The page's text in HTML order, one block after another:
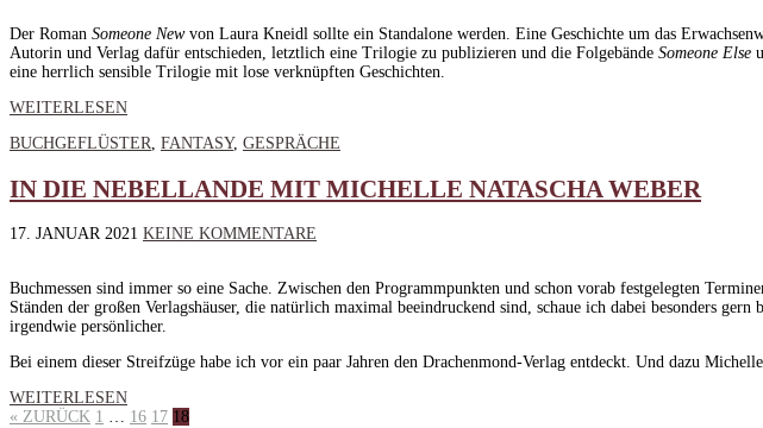
Der Roman Someone Newvon Laura Kneidl sollte ein Standalone werden. Eine Geschichte um das
Autorin und Verlag dafür entschieden, letztlich eine Trilogie zu publizieren und die Folgebände Someone Else
eine herrlich sensible Trilogie mit lose verknüpften Geschichten.
WEITERLESEN
BUCHGEFLÜSTER, FANTASY, GESPRÄCHE
IN DIE NEBELLANDE MIT MICHELLE NATASCHA WEBER
17. JANUAR 2021 KEINE KOMMENTARE
Buchmessen sind immer so eine Sache. Zwischen den Programmpunkten und schon vorab festgelegten
Ständen der großen Verlagshäuser, die natürlich maximal beeindruckend sind, schaue ich dabei besonders
irgendwie persönlicher.
Bei einem dieser Streifzüge habe ich vor ein paar Jahren den Drachenmond-Verlag entdeckt. Und dazu
WEITERLESEN
« ZURÜCK 1 … 16 17 18